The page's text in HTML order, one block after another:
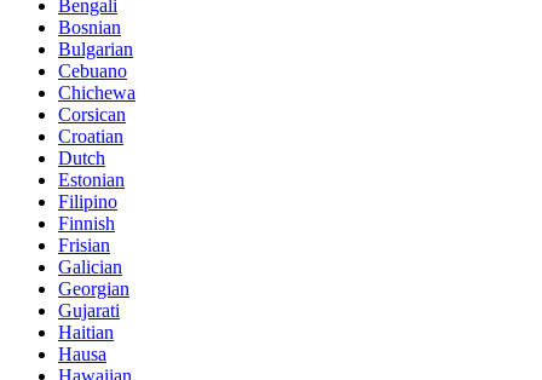
Bengali
Bosnian
Bulgarian
Cebuano
Chichewa
Corsican
Croatian
Dutch
Estonian
Filipino
Finnish
Frisian
Galician
Georgian
Gujarati
Haitian
Hausa
Hawaiian